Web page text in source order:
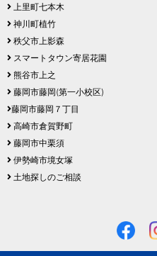
上里町七本木
神川町植竹
秩父市上影森
スマートタウン寄居花園
熊谷市上之
藤岡市藤岡(第一小校区)
藤岡市藤岡７丁目
高崎市倉賀野町
藤岡市中栗須
伊勢崎市境女塚
土地探しのご相談